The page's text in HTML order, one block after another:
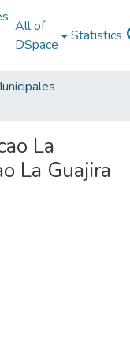
All of
DSpace
Statistics
La
La Guajira